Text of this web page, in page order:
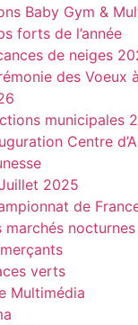
Baby Gym &
forts de l’année
de neiges
des Voeux
municipales
Centre
2025
de
marchés nocturnes
verts
Multimédia